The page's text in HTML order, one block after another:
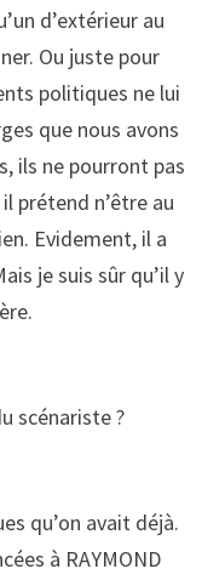
d’extérieur au
Ou juste pour
politiques ne lui
que nous avons
ils ne pourront pas
prétend n’être au
Evidement, il a
je suis sûr qu’il y
scénariste ?
qu’on avait déjà.
à RAYMOND